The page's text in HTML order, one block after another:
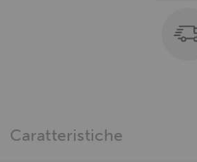
Caratteristiche